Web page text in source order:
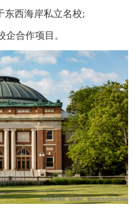
西海岸私立名校;
合作项目。